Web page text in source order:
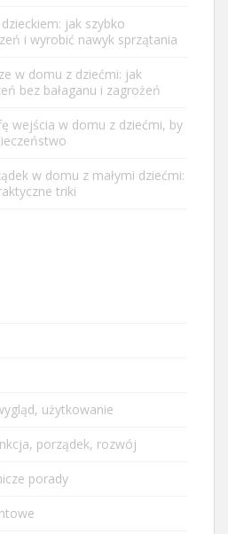
jak szybko
i wyrobić nawyk sprzątania
w domu z dziećmi: jak
bez bałaganu i zagrożeń
wejścia w domu z dziećmi, by
w domu z małymi dziećmi:
triki
użytkowanie
porządek, rozwój
porady